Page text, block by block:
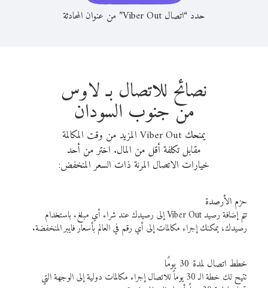
حدد “اتصال Viber Out” من عنوان المحادثة
نصائح للاتصال بـ لاوس
من جنوب السودان
يمنحك Viber Out المزيد من وقت المكالمة
مقابل تكلفة أقل من المال. اختر من أحد
خيارات الاتصال المرنة ذات السعر المنخفض:
حزم الأرصدة
تتم إضافة رصيد Viber Out إلى رصيدك عند شراء أي مبلغ. باستخدام
رصيدك، يمكنك إجراء مكالمات إلى أي رقم في العالم بأسعار فايبر المنخفضة.
خطط اتصال لمدة 30 يومًا
تتيح لك خطة الـ 30 يوماً للاتصال إجراء مكالمات دولية إلى الوجهة التي